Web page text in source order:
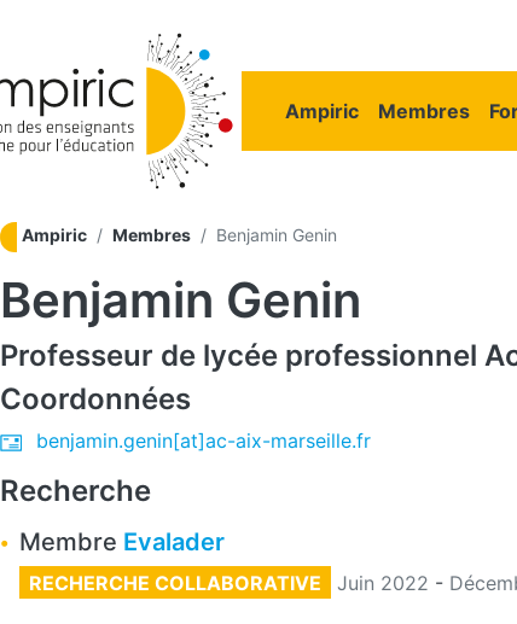
Navigation
Ampiric Membres
Ampiric Membres Benjamin Genin
Benjamin Genin
Professeur de lycée professionnel
Coordonnées
benjamin.genin[at]ac-aix-marseille.fr
Recherche
Membre Evalader
RECHERCHE COLLABORATIVE Juin 2022 -